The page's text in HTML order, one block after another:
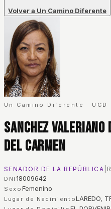
Volver a Un Camino Diferente
Un Camino Diferente · UCD
Sanchez Valeriano
Del Carmen
SENADOR DE LA REPÚBLICA
DNI 18009642
Sexo Femenino
Lugar de NacimientoLAREDO,